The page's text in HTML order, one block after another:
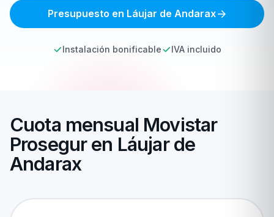
Presupuesto en Láujar de Andarax
Instalación bonificable IVA incluido
Cuota mensual Movistar
Prosegur en Láujar de
Andarax